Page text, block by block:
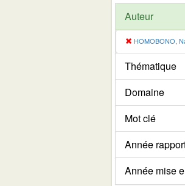
Auteur
HOMOBONO,
Thématique
Domaine
Mot clé
Année
Année mise